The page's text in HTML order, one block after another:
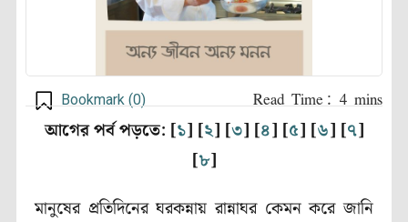
Bookmark (0)
আগের পর্ব পড়তে: [১] [২] [৩] [৪] [৫] [৬] [৭]
[৮]
মানুষের প্রতিদিনের ঘরকন্নায় রান্নাঘর কেমন করে জানি